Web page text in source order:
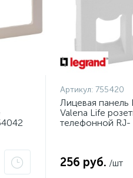
Артикул: 755420
Лицевая панель
Valena Life
телефонной RJ-
256 руб. /шт